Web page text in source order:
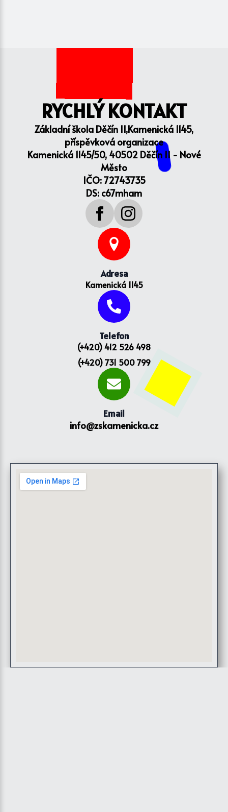
RYCHLÝ KONTAKT
Základní škola Děčín II,Kamenická 1145,
příspěvková organizace
Kamenická 1145/50, 40502 Děčín II - Nové
Město
IČO: 72743735
DS: c67mham
Adresa
Kamenická 1145
Telefon
(+420) 412 526 498
(+420) 731 500 799
Email
info@zskamenicka.cz